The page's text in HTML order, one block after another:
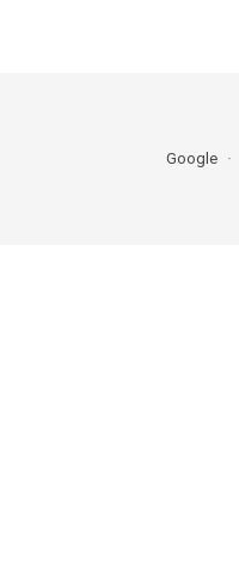
Google